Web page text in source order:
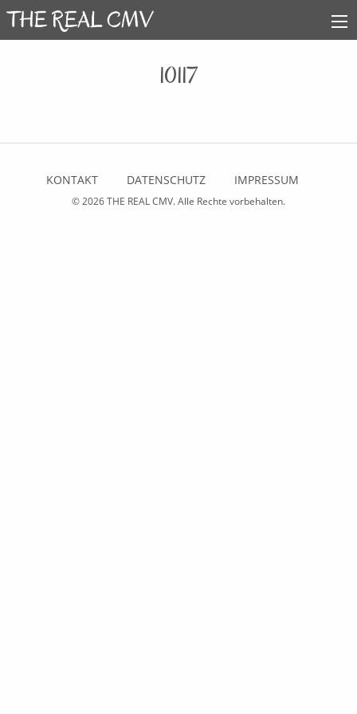
10117
KONTAKT DATENSCHUTZ IMPRESSUM
© 2026THE REAL CMV. Alle Rechte vorbehalten.